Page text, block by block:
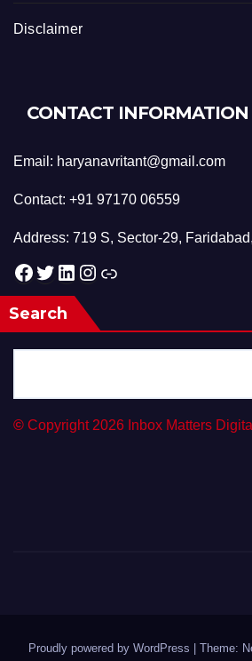
Disclaimer
CONTACT INFORMATION
Email: haryanavritant@gmail.com
Contact: +91 97170 06559
Address: 719 S, Sector-29,
Facebook Twitter LinkedIn Instagram Link
Search
© Copyright 2026 Inbox Matters
Proudly powered by WordPress Theme: